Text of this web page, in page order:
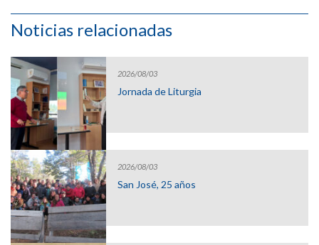
Noticias relacionadas
2026/08/03
Jornada de Liturgia
2026/08/03
San José, 25 años